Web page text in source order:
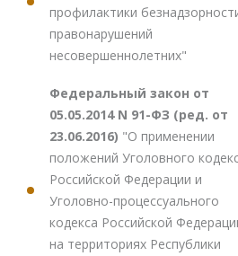
профилактики
правонарушений
несовершеннолетних"
Федеральный закон от
05.05.2014 N 91-ФЗ (ред. от
23.06.2016) "О применении
положений Уголовного
Российской Федерации и
Уголовно-процессуального
кодекса Российской
на территориях Республики